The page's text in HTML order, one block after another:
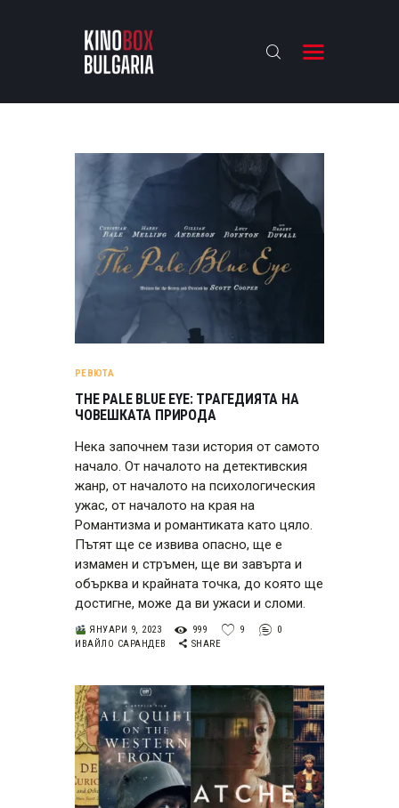
KINOBOX BULGARIA
АНАЛИЗИ
БАХТИ НАГРАДИТЕ
ИНТЕРВЮТА
ЗА НАС
РЕВЮТА
THE PALE BLUE EYE: ТРАГЕДИЯТА НА
ЧОВЕШКАТА ПРИРОДА
Нека започнем тази история от самото
начало. От началото на детективския
жанр, от началото на психологическия
ужас, от началото на края на
Романтизма и романтиката като цяло.
Пътят ще се извива опасно, ще е
измамен и стръмен, ще ви завърта и
обърква и крайната точка, до която ще
достигне, може да ви ужаси и сломи.
ЯНУАРИ 9, 2023 999 9
0
ИВАЙЛО САРАНДЕВ
SHARE